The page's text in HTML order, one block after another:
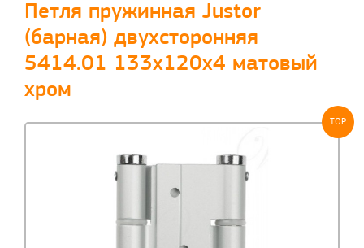
Петля пружинная Justor
(барная) двухсторонняя
5414.01 133x120x4 матовый
хром
TOP